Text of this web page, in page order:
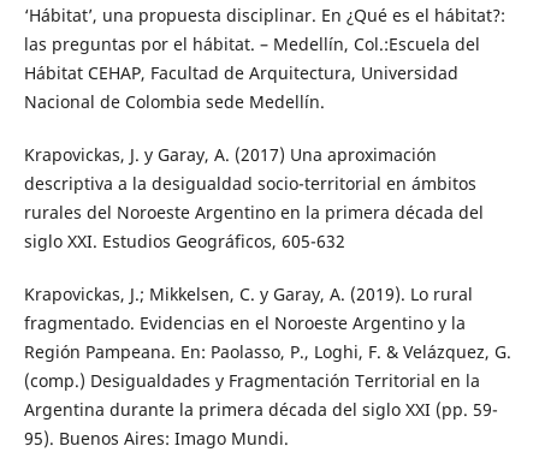
‘Hábitat’, una propuesta disciplinar. En ¿Qué es el hábitat?:
las preguntas por el hábitat. – Medellín, Col.:Escuela del
Hábitat CEHAP, Facultad de Arquitectura, Universidad
Nacional de Colombia sede Medellín.
Krapovickas, J. y Garay, A. (2017) Una aproximación
descriptiva a la desigualdad socio-territorial en ámbitos
rurales del Noroeste Argentino en la primera década del
siglo XXI. Estudios Geográficos, 605-632
Krapovickas, J.; Mikkelsen, C. y Garay, A. (2019). Lo rural
fragmentado. Evidencias en el Noroeste Argentino y la
Región Pampeana. En: Paolasso, P., Loghi, F. & Velázquez, G.
(comp.) Desigualdades y Fragmentación Territorial en la
Argentina durante la primera década del siglo XXI (pp. 59-
95). Buenos Aires: Imago Mundi.